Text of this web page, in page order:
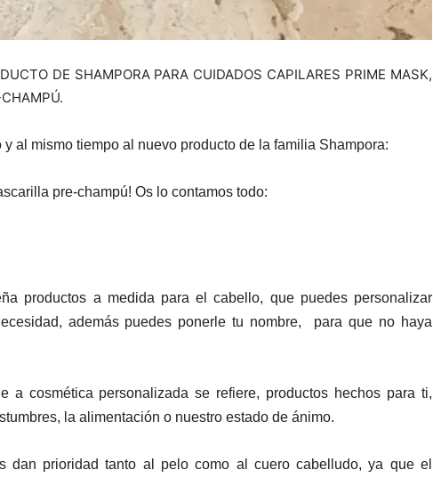
DE SHAMPORA PARA CUIDADOS CAPILARES PRIME MASK,
al mismo tiempo al nuevo producto de la familia Shampora:
pre-champú! Os lo contamos todo:
productos a medida para el cabello, que puedes personalizar
además puedes ponerle tu nombre, para que no haya
a cosmética personalizada se refiere, productos hechos para ti,
la alimentación o nuestro estado de ánimo.
dan prioridad tanto al pelo como al cuero cabelludo, ya que el